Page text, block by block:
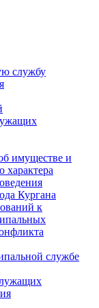
службу
имуществе и
характера
Кургана
к
службе